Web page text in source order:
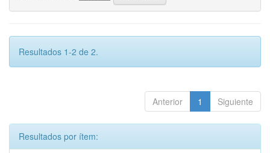
Resultados 1-2 de 2.
Anterior 1 Siguiente
Resultados por ítem: